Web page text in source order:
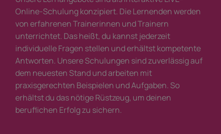
Online-Schulung konzipiert. Die Lernenden werden
von erfahrenen Trainerinnen und Trainern
unterrichtet. Das heißt, du kannst jederzeit
individuelle Fragen stellen und erhältst kompetente
Antworten. Unsere Schulungen sind zuverlässig auf
dem neuesten Stand und arbeiten mit
praxisgerechten Beispielen und Aufgaben. So
erhältst du das nötige Rüstzeug, um deinen
beruflichen Erfolg zu sichern.